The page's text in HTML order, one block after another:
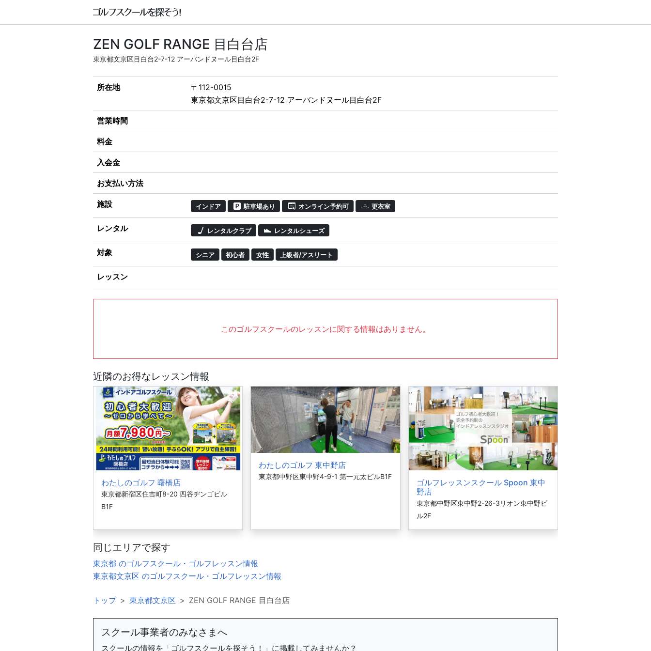
ZEN GOLF RANGE 目白台店
東京都文京区目白台2-7-12 アーバンドヌール目白台2F
所在地
〒112-0015
東京都文京区目白台2-7-12 アーバンドヌール目白台2F
営業時間
料金
入会金
お支払い方法
施設 インドア 駐車場あり オンライン予約可 更衣室
レンタル レンタルクラブ レンタルシューズ
対象 シニア 初心者 女性 上級者/アスリート
レッスン
このゴルフスクールのレッスンに関する情報はありません。
近隣のお得なレッスン情報
わたしのゴルフ 曙橋店
東京都新宿区住吉町8-20 四谷ヂンゴビル
B1F
わたしのゴルフ 東中野店
東京都中野区東中野4-9-1 第一元太ビルB1F
ゴルフレッスンスクール Spoon 東中
野店
東京都中野区東中野2-26-3リオン東中野ビ
ル2F
同じエリアで探す
東京都 のゴルフスクール・ゴルフレッスン情報
東京都文京区 のゴルフスクール・ゴルフレッスン情報
トップ 東京都文京区 ZEN GOLF RANGE 目白台店
スクール事業者のみなさまへ
スクールの情報を「ゴルフスクールを探そう！」に掲載してみませんか？